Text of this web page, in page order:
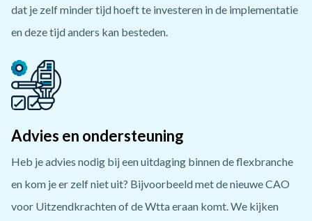
dat je zelf minder tijd hoeft te investeren in de implementatie
en deze tijd anders kan besteden.
Advies en ondersteuning
Heb je advies nodig bij een uitdaging binnen de flexbranche
en kom je er zelf niet uit? Bijvoorbeeld met de nieuwe CAO
voor Uitzendkrachten of de Wtta eraan komt. We kijken